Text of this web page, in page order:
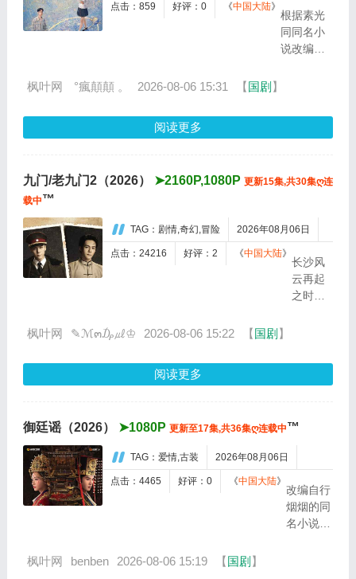
冒险
家的
陪伴
条有
石头...
身空降雇
佣兵组
织“巴比
叔...
点击：859 好评：0 《中国大陆》
根据素光
同同名小
说改编。
然对他
学和生物
欢。”那个
夜晚，他
脸颊微
热，还听
见自己加
声……...
枫叶网 °瘋顛顛 。 2026-08-06 15:31 【国剧 】
阅读更多
九门/老九门2（2026） ➤2160P,1080P 更新15集,共30集ღ连
载中™
TAG：剧情,奇幻,冒险 2026年08月06日
点击：24216 好评：2 《中国大陆》
长沙风
云再起
之时，
与吴老
强联
手，携
瑶 饰）
与九门
诸人共
枫叶网 ✎ℳ๓₯㎕♔ 2026-08-06 15:22 【国剧 】
阅读更多
御廷谣（2026） ➤1080P 更新至17集,共36集ღ连载中™
TAG：爱情,古装 2026年08月06日
点击：4465 好评：0 《中国大陆》
改编自行
烟烟的同
名小说。
枫叶网 benben 2026-08-06 15:19 【国剧 】